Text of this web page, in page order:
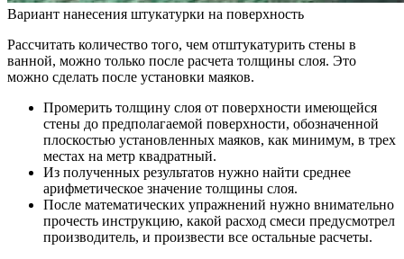
Вариант нанесения штукатурки на поверхность
Рассчитать количество того, чем отштукатурить стены в
ванной, можно только после расчета толщины слоя. Это
можно сделать после установки маяков.
Промерить толщину слоя от поверхности имеющейся
стены до предполагаемой поверхности, обозначенной
плоскостью установленных маяков, как минимум, в трех
местах на метр квадратный.
Из полученных результатов нужно найти среднее
арифметическое значение толщины слоя.
После математических упражнений нужно внимательно
прочесть инструкцию, какой расход смеси предусмотрел
производитель, и произвести все остальные расчеты.